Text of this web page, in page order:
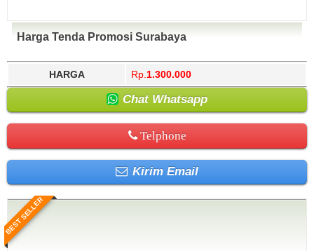
Harga Tenda Promosi Surabaya
HARGA Rp. 1.300.000
Chat Whatsapp
Telphone
Kirim Email
BEST SELLER